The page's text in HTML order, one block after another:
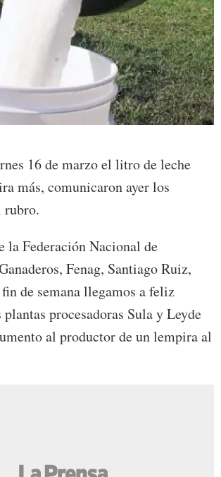
16 de marzo el litro de leche
más, comunicaron ayer los
rubro.
la Federación Nacional de
Fenag, Santiago Ruiz,
de semana llegamos a feliz
procesadoras Sula y Leyde
al productor de un lempira al